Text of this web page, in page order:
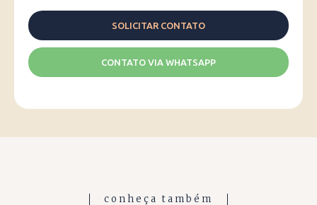
CONTATO VIA WHATSAPP
conheça também